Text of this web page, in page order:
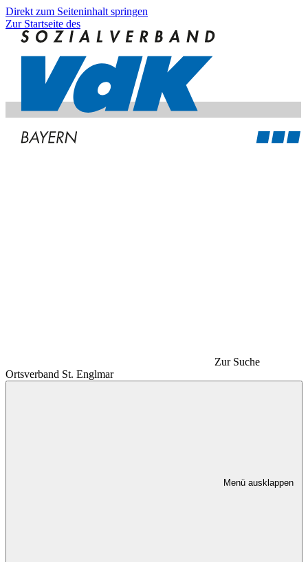
Direkt zum Seiteninhalt springen
Zur Startseite des
Zur Suche
Ortsverband St. Englmar
Menü ausklappen